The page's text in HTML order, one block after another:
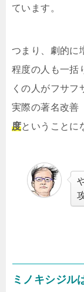
ています。
つまり、劇的に
程度の人も一括
くの人がフサフ
実際の著名改善
度ということに
ミノキシジル